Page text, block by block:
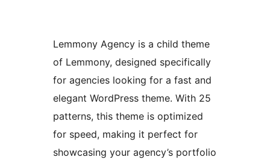
Lemmony Agency is a child theme
of Lemmony, designed specifically
for agencies looking for a fast and
elegant WordPress theme. With 25
patterns, this theme is optimized
for speed, making it perfect for
showcasing your agency’s portfolio